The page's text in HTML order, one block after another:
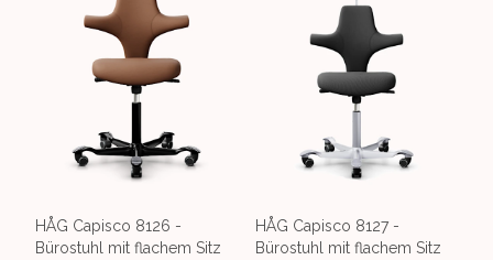
HÅG Capisco 8126 -
Bürostuhl mit flachem Sitz
HÅG Capisco 8127 -
Bürostuhl mit flachem Sitz